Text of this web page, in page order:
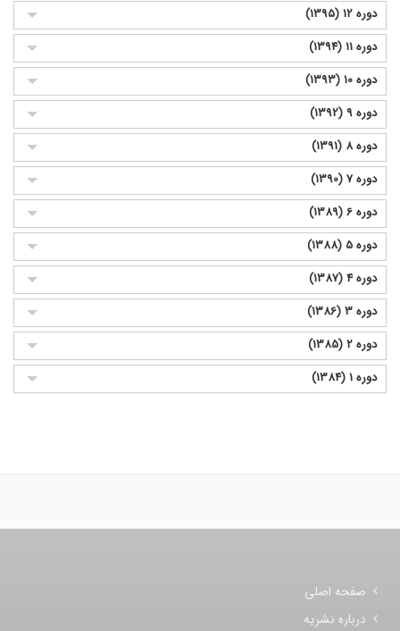
دوره 12 (1395)
دوره 11 (1394)
دوره 10 (1393)
دوره 9 (1392)
دوره 8 (1391)
دوره 7 (1390)
دوره 6 (1389)
دوره 5 (1388)
دوره 4 (1387)
دوره 3 (1386)
دوره 2 (1385)
دوره 1 (1384)
صفحه اصلی
درباره نشریه